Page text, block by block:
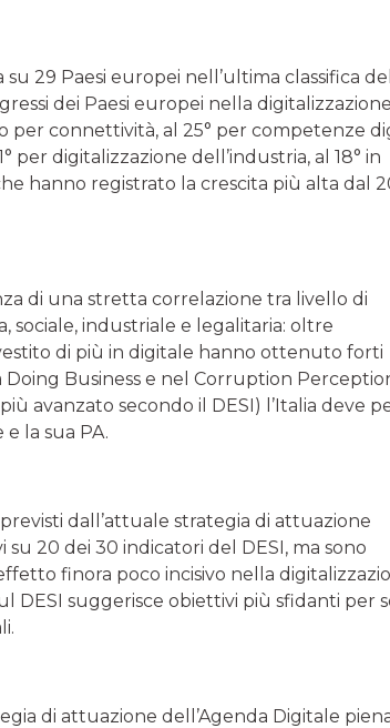
su 29 Paesi europei nell’ultima classifica
dei Paesi europei nella digitalizzazione
per connettività, al 25° per competenze
digitalizzazione dell’industria, al 18° in
hanno registrato la crescita più alta dal
di una stretta correlazione tra livello di
sociale, industriale e legalitaria: oltre
di più in digitale hanno ottenuto forti
Business e nel Corruption
avanzato secondo il DESI) l’Italia deve
la sua PA.
dall’attuale strategia di attuazione
20 dei 30 indicatori del DESI, ma sono
finora poco incisivo nella
DESI suggerisce obiettivi più sfidanti per
di attuazione dell’Agenda Digitale